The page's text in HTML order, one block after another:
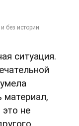
ситуация.
материал,
не